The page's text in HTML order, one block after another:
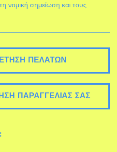
νομική σημείωση και τους
ΠΕΛΑΤΏΝ
ΠΑΡΑΓΓΕΛΊΑΣ ΣΑΣ